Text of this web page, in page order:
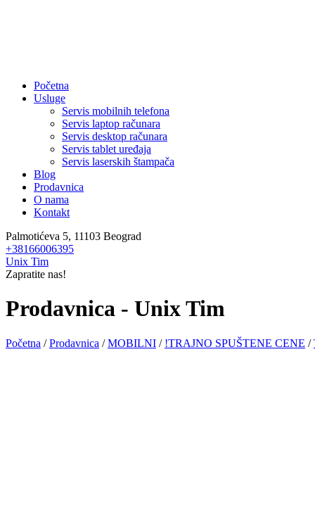
Početna
Usluge
Servis mobilnih telefona
Servis laptop računara
Servis desktop računara
Servis tablet uređaja
Servis laserskih štampača
Blog
Prodavnica
O nama
Kontakt
Palmotićeva 5, 11103 Beograd
+38166006395
Unix Tim
Zapratite nas!
Prodavnica - Unix Tim
Početna /Prodavnica /MOBILNI / !TRAJNO SPUŠTENE CENE /